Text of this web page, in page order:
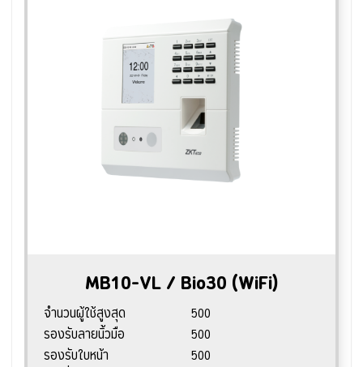
MB10-VL / Bio30 (WiFi)
จำนวนผู้ใช้สูงสุด
500
รองรับลายนิ้วมือ
500
รองรับใบหน้า
500